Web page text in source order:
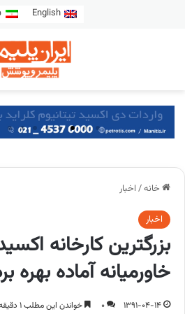
English
خانه/ اخبار
اخبار
بزرگترين كارخانه
خاورميانه آماده بهره
1391-04-14
0 خواندن این مطلب 1 دقیقه زمان میبرد